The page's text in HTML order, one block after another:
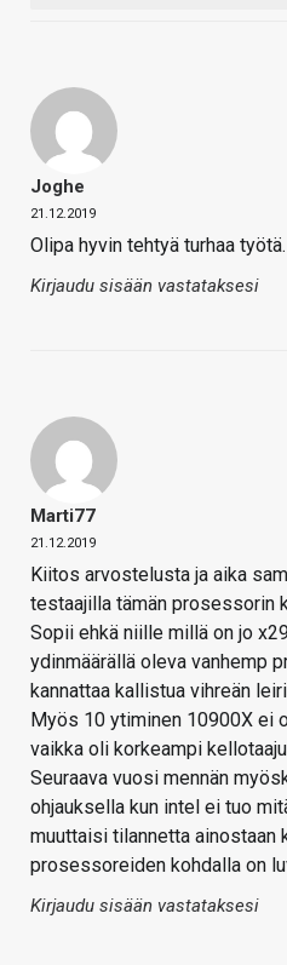
Joghe
21.12.2019
Olipa hyvin tehtyä turhaa työtä.
Kirjaudu sisään vastataksesi
Marti77
21.12.2019
Kiitos arvostelusta ja aika
testaajilla tämän prosessorin
Sopii ehkä niille millä on jo
ydinmäärällä oleva vanhemp
kannattaa kallistua vihreän
Myös 10 ytiminen 10900X ei
vaikka oli korkeampi
Seuraava vuosi mennän
ohjauksella kun intel ei tuo
muuttaisi tilannetta ainostaan
prosessoreiden kohdalla on
Kirjaudu sisään vastataksesi